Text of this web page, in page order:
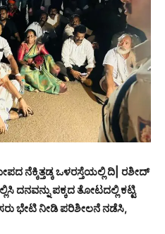
ನೆಕ್ಕಿತ್ತಡ್ಕ ಒಳರಸ್ತೆಯಲ್ಲಿ ದಿ| ರಶೀದ್
ದನವನ್ನು ಪಕ್ಕದ ತೋಟದಲ್ಲಿ ಕಟ್ಟಿ
ಭೇಟಿ ನೀಡಿ ಪರಿಶೀಲನೆ ನಡೆಸಿ,